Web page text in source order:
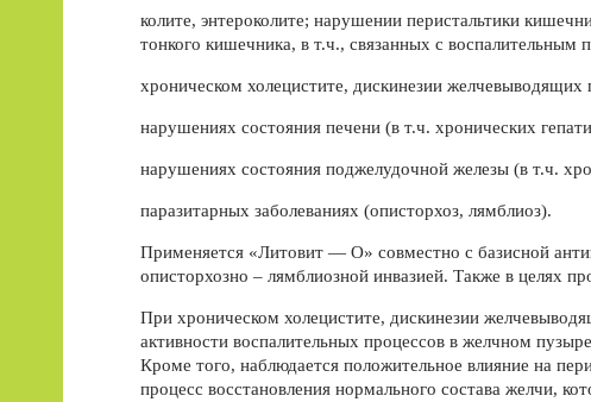
колите, энтероколите; нарушении перистальтики
тонкого кишечника, в т.ч., связанных с воспалительным
хроническом холецистите, дискинезии желчевыводящих
нарушениях состояния печени (в т.ч. хронических
нарушениях состояния поджелудочной железы (в т.ч.
паразитарных заболеваниях (описторхоз, лямблиоз).
Применяется «Литовит — О» совместно с базисной
описторхозно – лямблиозной инвазией. Также в целях
При хроническом холецистите, дискинезии
активности воспалительных процессов в желчном
Кроме того, наблюдается положительное влияние на
процесс восстановления нормального состава желчи,